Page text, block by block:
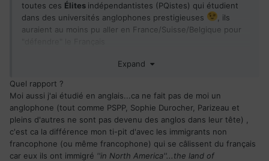
toutes ces Élites indépendantistes (PQistes) qui étudient
dans des universités anglophones prestigieuses
, ils
auraient au moins pu aller en France/Suisse/Belgique pour
Jacques Parizeau : London School of Economics.
Sophie Durocher
Mention spéciale pour PSPP qui a appris l'anglais (le
système d'éducation francophone pour les langues bof bof)
au Danemark sans jamais avoir appris la langue nationale du
pays ! #Bravolintegration
Expand
Quel rapport ?
Moi aussi j'ai étudié en anglais...ca ne fait pas de moi un
anglophone (tout comme PSPP, Sophie Durocher, Parizeau et
pleins d'autres ne sont pas devenu des anglos dans leur tête) ,
c'est ca la différence mon ti-pit d'avec les immigrants non
francophone (ou même francophone) qui se câlissent du français
car eux ils ont immigré ''in North America''...the land of